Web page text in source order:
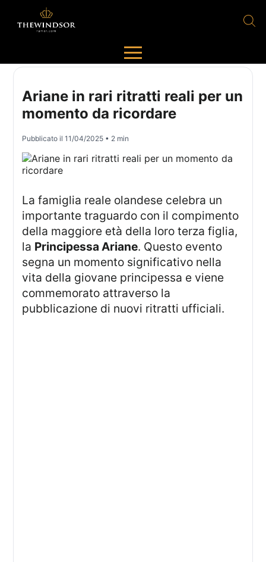
Ariane in rari ritratti reali per un
momento da ricordare
Pubblicato il11/04/2025 • 2 min
La famiglia reale olandese celebra un
importante traguardo con il compimento
della maggiore età della loro terza figlia,
la Principessa Ariane. Questo evento
segna un momento significativo nella
vita della giovane principessa e viene
commemorato attraverso la
pubblicazione di nuovi ritratti ufficiali.